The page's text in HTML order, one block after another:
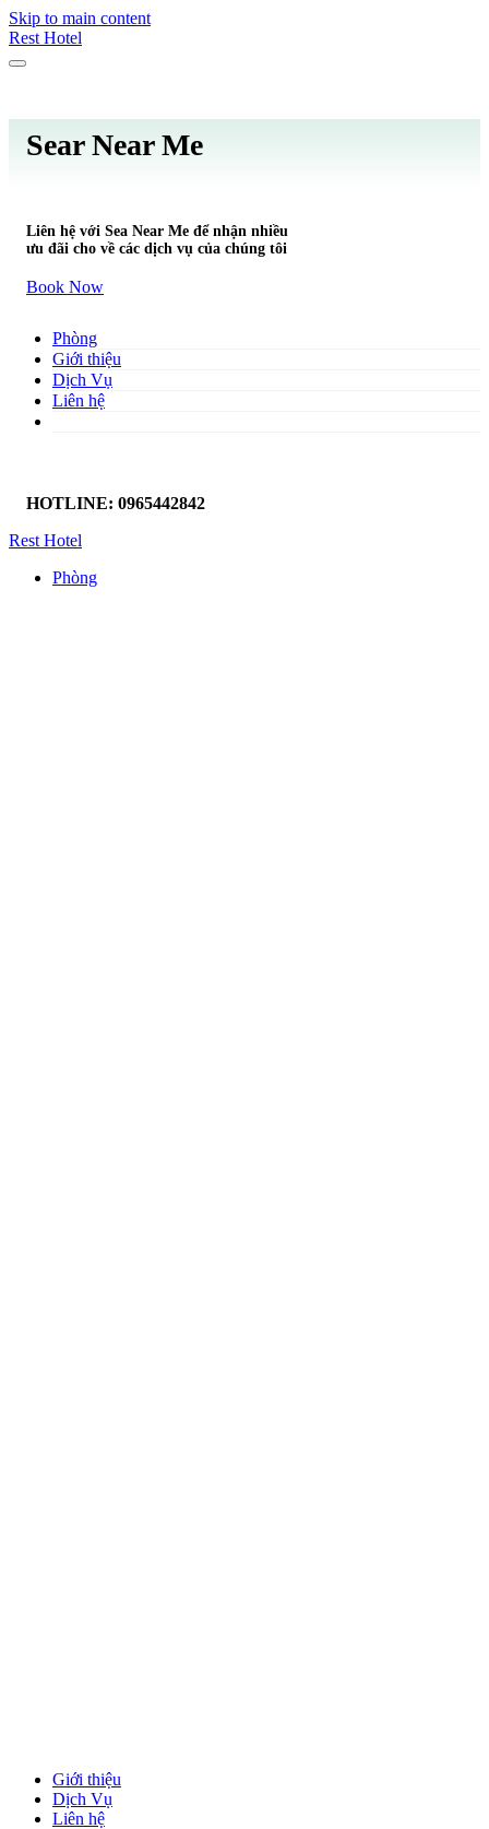
Skip to main content
Rest Hotel
Sear Near Me
Liên hệ với Sea Near Me để nhận nhiều
ưu đãi cho về các dịch vụ của chúng tôi
Book Now
Phòng
Giới thiệu
Dịch Vụ
Liên hệ
HOTLINE: 0965442842
Rest Hotel
Phòng
Giới thiệu
Dịch Vụ
Liên hệ